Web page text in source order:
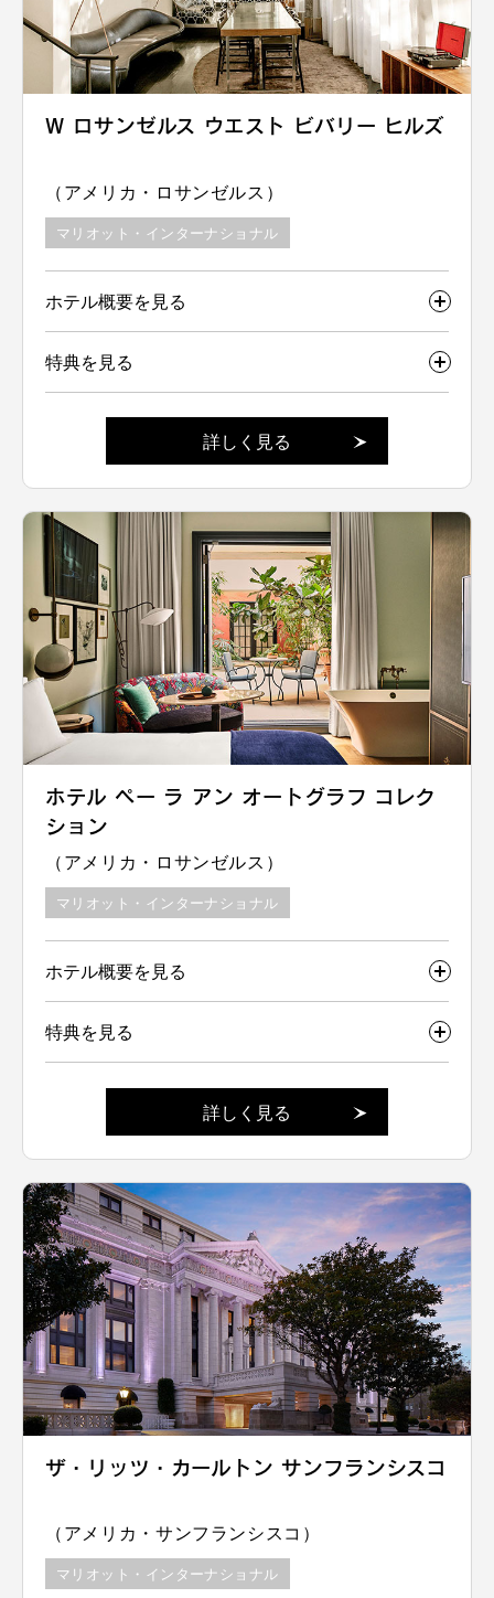
W ロサンゼルス ウエスト ビバリー ヒルズ
（アメリカ・ロサンゼルス）
マリオット・インターナショナル
ホテル概要を見る
特典を見る
詳しく見る
ホテル ペー ラ アン オートグラフ コレク
ション
（アメリカ・ロサンゼルス）
マリオット・インターナショナル
ホテル概要を見る
特典を見る
詳しく見る
ザ・リッツ・カールトン サンフランシスコ
（アメリカ・サンフランシスコ）
マリオット・インターナショナル